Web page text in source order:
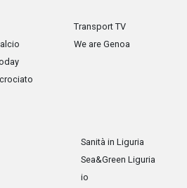
Transport TV
We are Genoa
Sanità in Liguria
Sea&Green Liguria
io